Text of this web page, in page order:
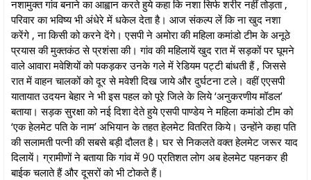
नशामुक्त गांव बनाने का आह्वान करते हुये कहा कि नशा सिर्फ शरीर नहीं तोड़ता ,
परिवार का भविष्य भी अंधेरे में धकेल देता है। आज संकल्प लें कि ना खुद नशा
करेंगे , ना किसी को करने देंगे। एसपी ने अमोरा की महिला कमांडो टीम के अनूठे
प्रयास की मुक्तकंठ से प्रशंसा की। गांव की महिलायें खुद रात में सड़कों पर घूमने
वाले आवारा मवेशियों को पकड़कर उनके गले में रेडियम पट्टी बांधती हैं , जिससे
रात में वाहन चालकों को दूर से मवेशी दिख जाये और दुर्घटना टले। वहीं एएसपी
यातायात उदयन बेहार ने भी इस पहल को पूरे जिले के लिये ‘अनुकरणीय मॉडल’
बताया। सड़क सुरक्षा को नई दिशा देते हुये एसपी पाण्डेय ने महिला कमांडो टीम को
‘एक हेलमेट पति के नाम’ अभियान के तहत हेलमेट वितरित किये। उन्होंने कहा पति
की सलामती पत्नी की सबसे बड़ी दौलत है। घर से निकलते वक्त हेलमेट जरूर याद
दिलायें। ग्रामीणों ने बताया कि गांव में 90 प्रतिशत लोग अब हेलमेट पहनकर ही
बाईक चलाते हैं और दूसरों को भी टोकते हैं।